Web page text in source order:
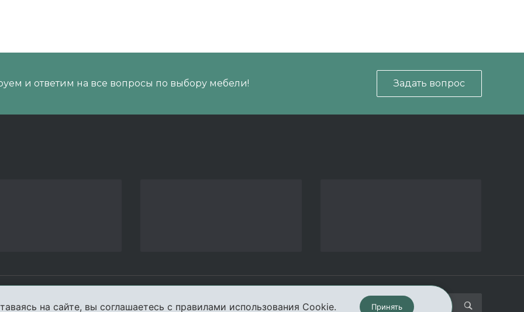
и ответим на все вопросы по выбору мебели! Задать вопрос
на сайте, вы соглашаетесь с правилами использования Cookie. Принять